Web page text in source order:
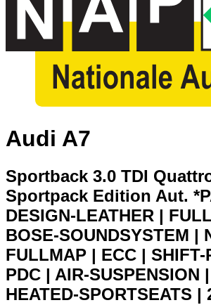
Audi A7
Sportback 3.0 TDI
Sportpack Edition Aut.
DESIGN-LEATHER |
BOSE-SOUNDSYSTEM |
FULLMAP | ECC | SHIFT-
PDC | AIR-SUSPENSION
HEATED-SPORTSEATS |